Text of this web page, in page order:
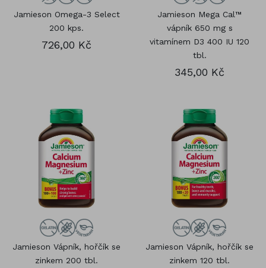
Jamieson Omega-3 Select
200 kps.
726,00 Kč
Jamieson Mega Cal™
vápník 650 mg s
vitamínem D3 400 IU 120
tbl.
345,00 Kč
Jamieson Vápník, hořčík se
zinkem 200 tbl.
Jamieson Vápník, hořčík se
zinkem 120 tbl.